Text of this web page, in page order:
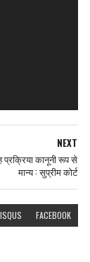
NEXT
कानूनी रूप से
मान्य : सुप्रीम कोर्ट
FACEBOOK